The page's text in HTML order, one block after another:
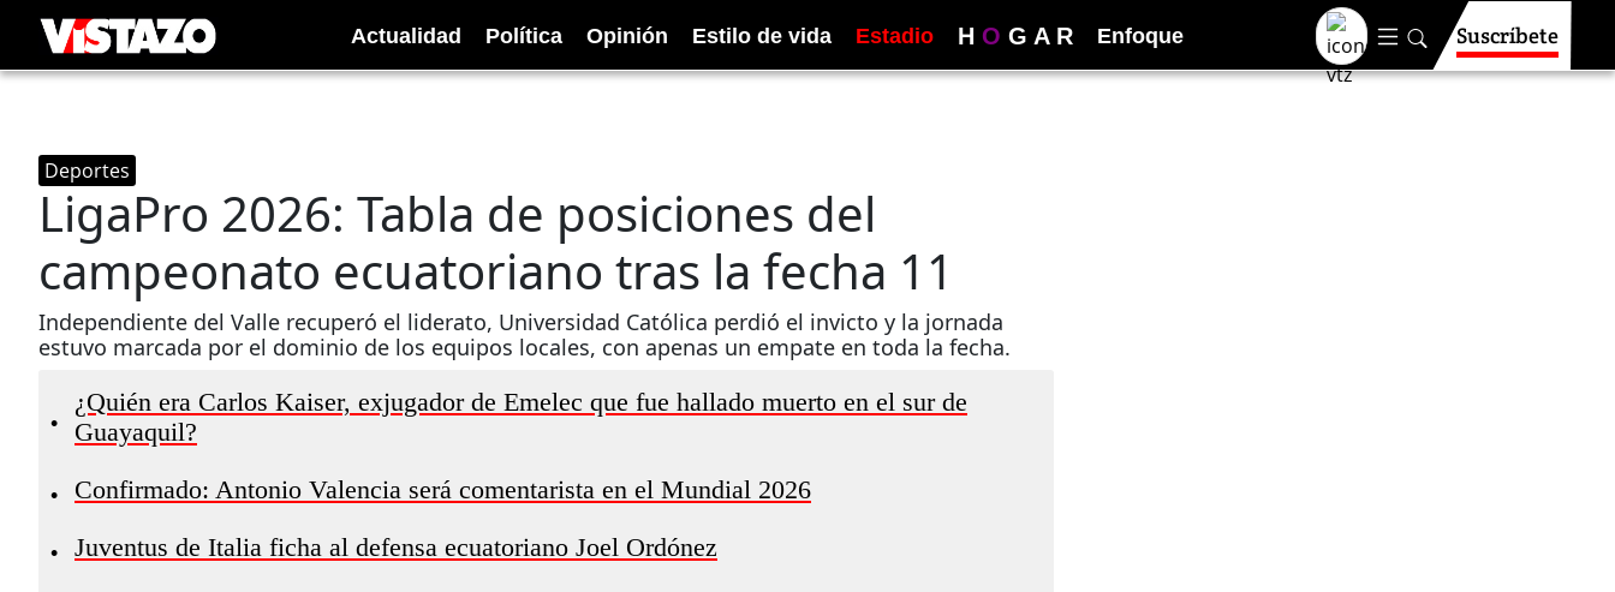
Actualidad Política Opinión Estilo de vida Estadio H O G A R Enfoque Suscríbete
Deportes
LigaPro 2026: Tabla de posiciones del
campeonato ecuatoriano tras la fecha 11
Independiente del Valle recuperó el liderato, Universidad Católica perdió el invicto y la jornada
estuvo marcada por el dominio de los equipos locales, con apenas un empate en toda la fecha.
•
¿Quién era Carlos Kaiser, exjugador de Emelec que fue hallado muerto en el sur de
Guayaquil?
• Confirmado: Antonio Valencia será comentarista en el Mundial 2026
• Juventus de Italia ficha al defensa ecuatoriano Joel Ordónez